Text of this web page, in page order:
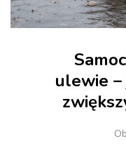
ulewie –